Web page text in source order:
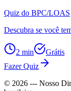
Quiz do BPC/LOAS
Descubra se você
2 min
Grátis
Fazer Quiz
© 2026 --- Nosso